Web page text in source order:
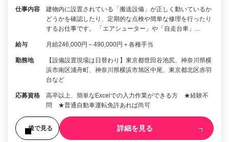
仕事内容
建物内に設置されている「搬送設備」が正しく動いているか
どうかを確認したり、定期的な点検や簡単な修理を行ったり
するお仕事です。 「エアシューター」や「自走台車」…
給与 月給246,000円～490,000円＋各種手当
勤務地
【設備設置現場は日替わり】東京都世田谷池尻、神奈川県横
浜市南区浦舟町、神奈川県横浜市旭区中尾、東京都北区赤羽
台など
応募資格
高卒以上、簡単なExcelでの入力作業ができる方 ★経験不
問 ★普通自動車運転免許あれば尚可
後で見る 詳細を見る